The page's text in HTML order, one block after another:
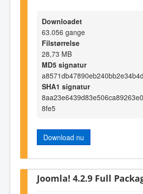
Downloadet
63.056 gange
Filstørrelse
28,73 MB
MD5 signatur
SHA1 signatur
8fe5
Download nu
Joomla! 4.2.9 Full